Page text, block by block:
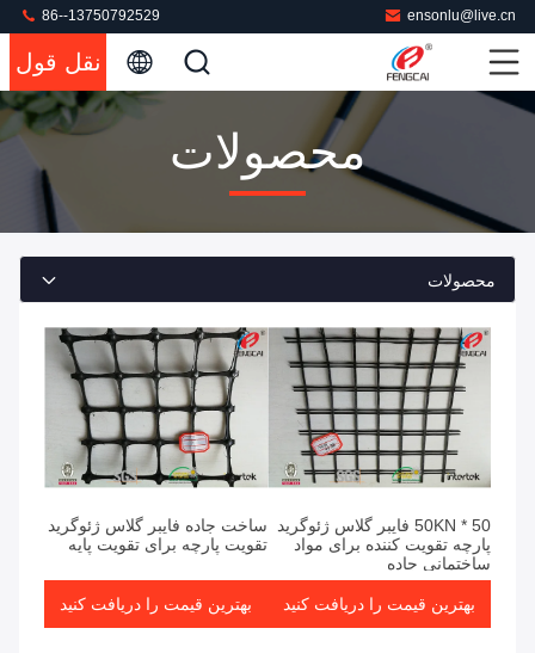
ensonlu@live.cn
86--13750792529
نقل قول
محصولات
محصولات
50 * 50KN فایبر گلاس ژئوگرید
پارچه تقویت کننده برای مواد
ساختمانی جاده
بهترین قیمت را دریافت کنید
ساخت جاده فایبر گلاس ژئوگرید
تقویت پارچه برای تقویت پایه
بهترین قیمت را دریافت کنید